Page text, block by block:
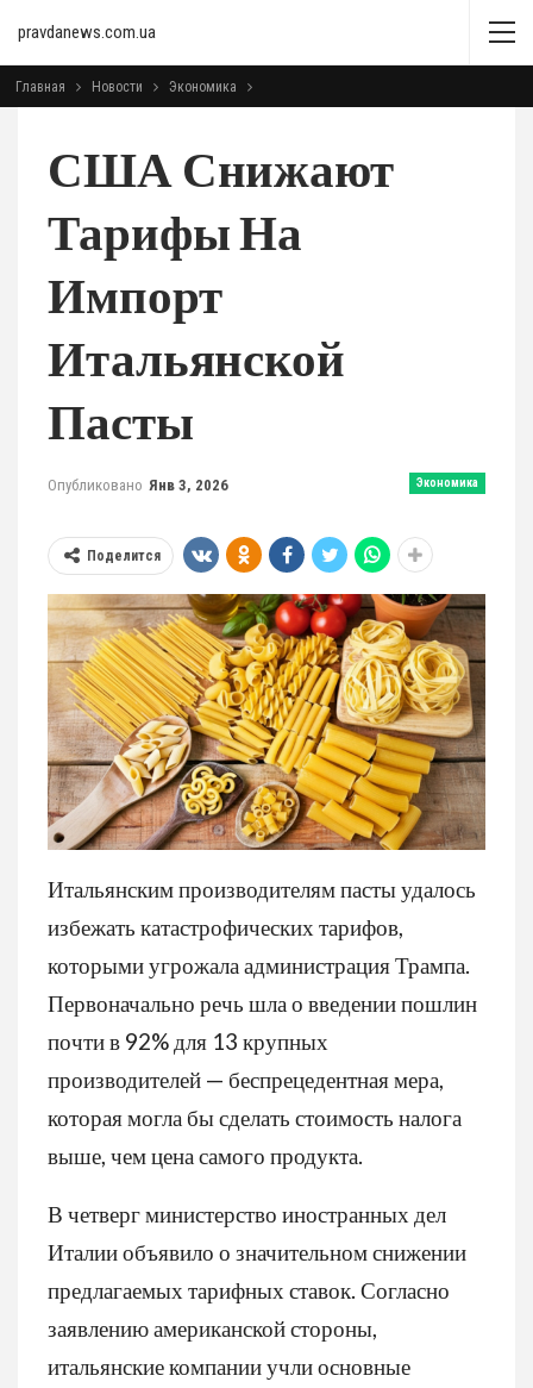
pravdanews.com.ua
Главная Новости Экономика
США Снижают
Тарифы На
Импорт
Итальянской
Пасты
Экономика
Опубликовано Янв 3, 2026
Поделится
Итальянским производителям пасты удалось
избежать катастрофических тарифов,
которыми угрожала администрация Трампа.
Первоначально речь шла о введении пошлин
почти в 92% для 13 крупных
производителей — беспрецедентная мера,
которая могла бы сделать стоимость налога
выше, чем цена самого продукта.
В четверг министерство иностранных дел
Италии объявило о значительном снижении
предлагаемых тарифных ставок. Согласно
заявлению американской стороны,
итальянские компании учли основные